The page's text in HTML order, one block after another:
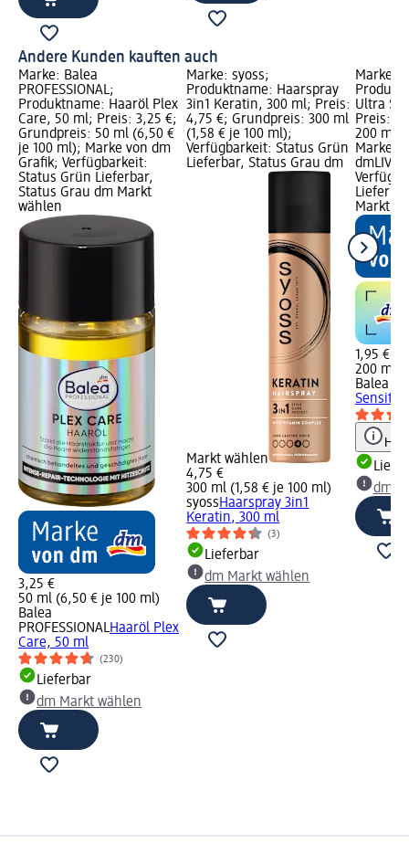
Andere Kunden kauften auch
Marke: Balea
PROFESSIONAL;
Produktname: Haaröl Plex
Care, 50 ml; Preis: 3,25 €;
Grundpreis: 50 ml (6,50 €
je 100 ml); Marke von dm
Grafik; Verfügbarkeit:
Status Grün Lieferbar,
Status Grau dm Markt
wählen
3,25 €
50 ml (6,50 € je 100 ml)
Balea
PROFESSIONALHaaröl Plex
Care, 50 ml
(230)
Lieferbar
dm Markt wählen
Marke: syoss;
Produktname: Haarspray
3in1 Keratin, 300 ml; Preis:
4,75 €; Grundpreis: 300 ml
(1,58 € je 100 ml);
Verfügbarkeit: Status Grün
Lieferbar, Status Grau dm
Markt wählen
4,75 €
300 ml (1,58 € je 100 ml)
syossHaarspray 3in1
Keratin, 300 ml
(3)
Lieferbar
dm Markt wählen
Marke:
Ultra
Preis:
200 ml
Marke
dmLIVE
Markt
1,95 €
200 ml
Balea
dm